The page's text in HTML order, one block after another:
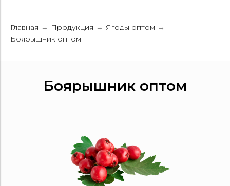
Главная → Продукция → Ягоды оптом →
Боярышник оптом
Боярышник оптом